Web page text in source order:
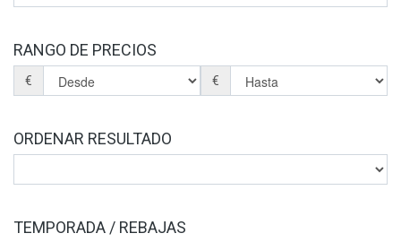
RANGO DE PRECIOS
€ €
ORDENAR RESULTADO
TEMPORADA / REBAJAS